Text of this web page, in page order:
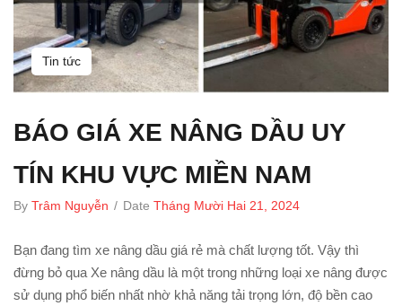
Tin tức
BÁO GIÁ XE NÂNG DẦU UY
TÍN KHU VỰC MIỀN NAM
By Trâm Nguyễn / Date Tháng Mười Hai 21, 2024
Bạn đang tìm xe nâng dầu giá rẻ mà chất lượng tốt. Vậy thì
đừng bỏ qua Xe nâng dầu là một trong những loại xe nâng được
sử dụng phổ biến nhất nhờ khả năng tải trọng lớn, độ bền cao